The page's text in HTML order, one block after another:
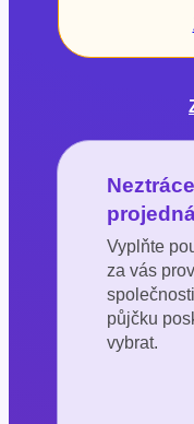
Vyplňte
za vás
půjčku
vybrat.